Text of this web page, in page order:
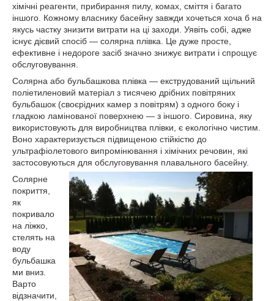
хімічні реагенти, прибирання пилу, комах, сміття і багато
іншого. Кожному власнику басейну завжди хочеться хоча б на
якусь частку знизити витрати на ці заходи. Уявіть собі, адже
існує дієвий спосіб — солярна плівка. Це дуже просте,
ефективне і недороге засіб значно знижує витрати і спрощує
обслуговування.
Солярна або бульбашкова плівка — екструдований щільний
поліетиленовий матеріал з тисячею дрібних повітряних
бульбашок (своєрідних камер з повітрям) з одного боку і
гладкою ламінованої поверхнею — з іншого. Сировина, яку
використовують для виробництва плівки, є екологічно чистим.
Воно характеризується підвищеною стійкістю до
ультрафіолетового випромінювання і хімічних речовин, які
застосовуються для обслуговування плавального басейну.
Солярне
покриття,
як
покривало
на ліжко,
стелять на
воду
бульбашка
ми вниз.
Варто
відзначити,